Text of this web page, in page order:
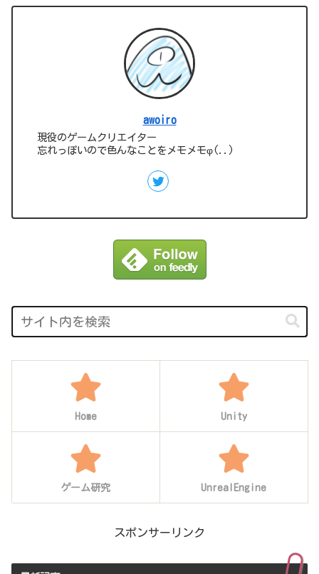
awoiro
現役のゲームクリエイター
忘れっぽいので色んなことをメモメモφ(..)
Home Unity
ゲーム研究 UnrealEngine
スポンサーリンク